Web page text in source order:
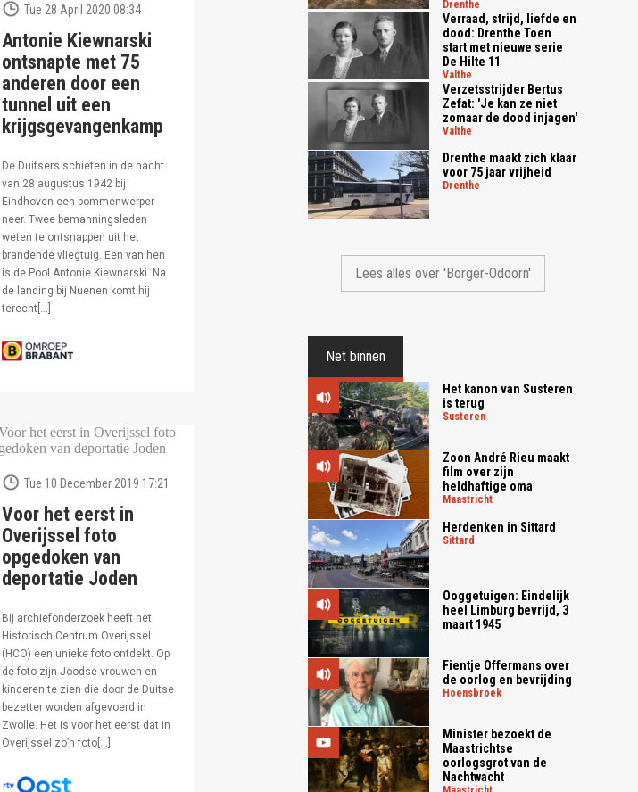
Tue 28 April 2020 08:34
Antonie Kiewnarski
ontsnapte met 75
anderen door een
tunnel uit een
krijgsgevangenkamp
De Duitsers schieten in de nacht
van 28 augustus 1942 bij
Eindhoven een bommenwerper
neer. Twee bemanningsleden
weten te ontsnappen uit het
brandende vliegtuig. Een van hen
is de Pool Antonie Kiewnarski. Na
de landing bij Nuenen komt hij
terecht[…]
Tue 10 December 2019 17:21
Voor het eerst in
Overijssel foto
opgedoken van
deportatie Joden
Bij archiefonderzoek heeft het
Historisch Centrum Overijssel
(HCO) een unieke foto ontdekt. Op
de foto zijn Joodse vrouwen en
kinderen te zien die door de Duitse
bezetter worden afgevoerd in
Zwolle. Het is voor het eerst dat in
Overijssel zo’n foto[…]
drenthe
Verraad, strijd, liefde en
dood: Drenthe Toen
start met nieuwe serie
De Hilte 11
valthe
Verzetsstrijder Bertus
Zefat: 'Je kan ze niet
zomaar de dood injagen'
valthe
Drenthe maakt zich klaar
voor 75 jaar vrijheid
drenthe
Lees alles over 'Borger-Odoorn'
Net binnen
Het kanon van Susteren
is terug
susteren
Zoon André Rieu maakt
film over zijn
heldhaftige oma
maastricht
Herdenken in Sittard
sittard
Ooggetuigen: Eindelijk
heel Limburg bevrijd, 3
maart 1945
Fientje Offermans over
de oorlog en bevrijding
hoensbroek
Minister bezoekt de
Maastrichtse
oorlogsgrot van de
Nachtwacht